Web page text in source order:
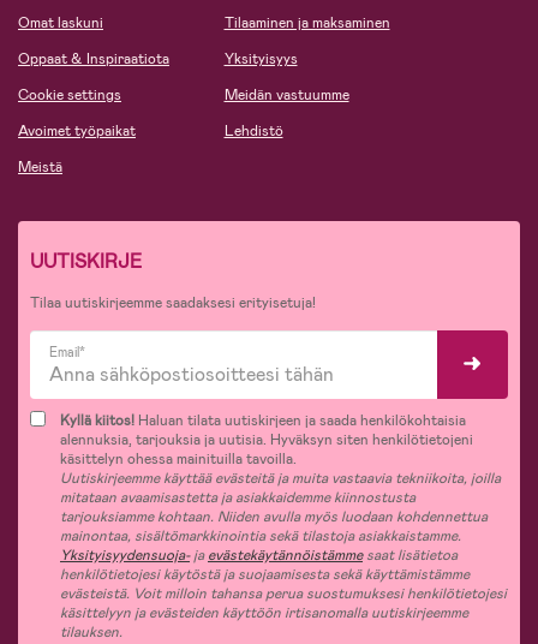
Omat laskuni
Oppaat & Inspiraatiota
Cookie settings
Avoimet työpaikat
Meistä
Tilaaminen ja maksaminen
Yksityisyys
Meidän vastuumme
Lehdistö
UUTISKIRJE
Tilaa uutiskirjeemme saadaksesi erityisetuja!
Email*
Kyllä kiitos! Haluan tilata uutiskirjeen ja saada henkilökohtaisia
alennuksia, tarjouksia ja uutisia. Hyväksyn siten henkilötietojeni
käsittelyn ohessa mainituilla tavoilla.
Uutiskirjeemme käyttää evästeitä ja muita vastaavia tekniikoita, joilla
mitataan avaamisastetta ja asiakkaidemme kiinnostusta
tarjouksiamme kohtaan. Niiden avulla myös luodaan kohdennettua
mainontaa, sisältömarkkinointia sekä tilastoja asiakkaistamme.
Yksityisyydensuoja-jaevästekäytännöistämmesaat lisätietoa
henkilötietojesi käytöstä ja suojaamisesta sekä käyttämistämme
evästeistä. Voit milloin tahansa perua suostumuksesi henkilötietojesi
käsittelyyn ja evästeiden käyttöön irtisanomalla uutiskirjeemme
tilauksen.